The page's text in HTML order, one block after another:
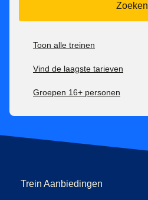
Zoeken
Toon alle treinen
Vind de laagste tarieven
Groepen 16+ personen
Trein Aanbiedingen